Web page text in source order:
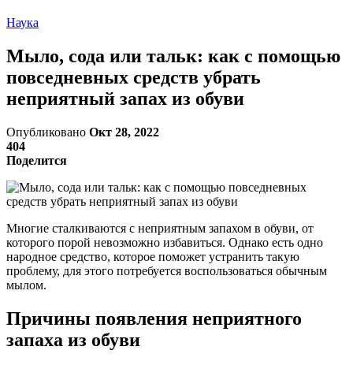
Наука
Мыло, сода или тальк: как с помощью
повседневных средств убрать
неприятный запах из обуви
Опубликовано Окт 28, 2022
404
Поделится
Многие сталкиваются с неприятным запахом в обуви, от
которого порой невозможно избавиться. Однако есть одно
народное средство, которое поможет устранить такую
проблему, для этого потребуется воспользоваться обычным
мылом.
Причины появления неприятного
запаха из обуви